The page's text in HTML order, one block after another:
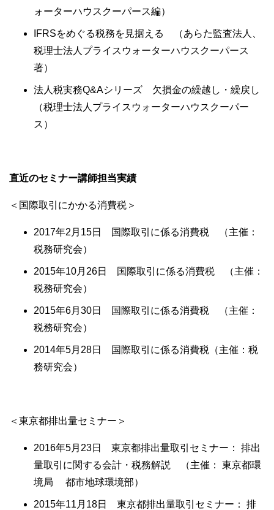
ォーターハウスクーパース編）
IFRSをめぐる税務を見据える （あらた監査法人、
税理士法人プライスウォーターハウスクーパース
著）
法人税実務Q&Aシリーズ 欠損金の繰越し・繰戻し
（税理士法人プライスウォーターハウスクーパー
ス）
直近のセミナー講師担当実績
＜国際取引にかかる消費税＞
2017年2月15日 国際取引に係る消費税 （主催：
税務研究会）
2015年10月26日 国際取引に係る消費税 （主催：
税務研究会）
2015年6月30日 国際取引に係る消費税 （主催：
税務研究会）
2014年5月28日 国際取引に係る消費税（主催：税
務研究会）
＜東京都排出量セミナー＞
2016年5月23日 東京都排出量取引セミナー： 排出
量取引に関する会計・税務解説 （主催： 東京都環
境局 都市地球環境部）
2015年11月18日 東京都排出量取引セミナー： 排